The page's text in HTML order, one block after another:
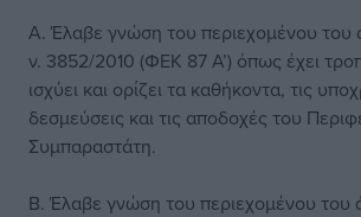
Α. Έλαβε γνώση του περιεχομένου του
ν. 3852/2010 (ΦΕΚ 87 Α’) όπως έχει
ισχύει και ορίζει τα καθήκοντα, τις
δεσμεύσεις και τις αποδοχές του
Συμπαραστάτη.
Β. Έλαβε γνώση του περιεχομένου του